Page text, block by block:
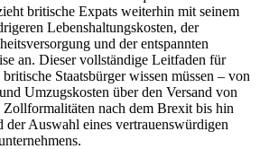
britische Expats weiterhin mit seinem
Lebenshaltungskosten, der
und der entspannten
an. Dieser vollständige Leitfaden für
Staatsbürger wissen müssen – von
Umzugskosten über den Versand von
nach dem Brexit bis hin
der Auswahl eines vertrauenswürdigen